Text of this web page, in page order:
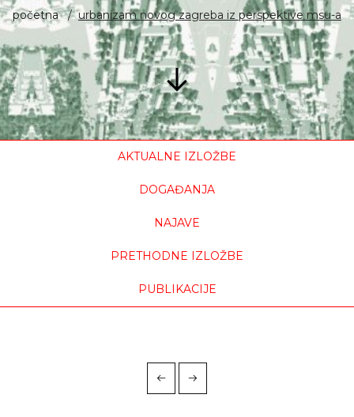
početna urbanizam novog zagreba iz perspektive msu-a
AKTUALNE IZLOŽBE
DOGAĐANJA
NAJAVE
PRETHODNE IZLOŽBE
PUBLIKACIJE